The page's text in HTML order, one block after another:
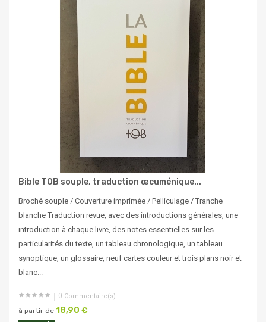
Bible TOB souple, traduction œcuménique...
Broché souple / Couverture imprimée / Pelliculage / Tranche
blanche Traduction revue, avec des introductions générales, une
introduction à chaque livre, des notes essentielles sur les
particularités du texte, un tableau chronologique, un tableau
synoptique, un glossaire, neuf cartes couleur et trois plans noir et
blanc...
0 Commentaire(s)
à partir de 18,90 €